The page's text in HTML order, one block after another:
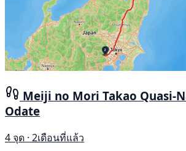
Meiji no Mori Takao Quasi-
Odate
4 จุด · 2เดือนที่แล้ว